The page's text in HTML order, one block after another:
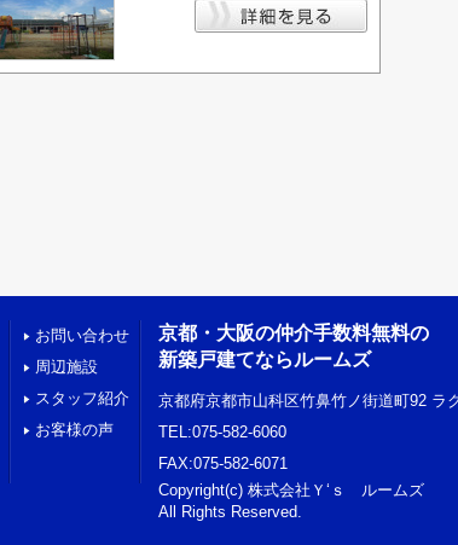
お問い合わせ
周辺施設
スタッフ紹介
お客様の声
京都・大阪の仲介手数料無料の
新築戸建てならルームズ
京都府京都市山科区竹鼻竹ノ街道町92 ラ
TEL:075-582-6060
FAX:075-582-6071
Copyright(c) 株式会社Ｙ‘ｓ ルームズ
All Rights Reserved.